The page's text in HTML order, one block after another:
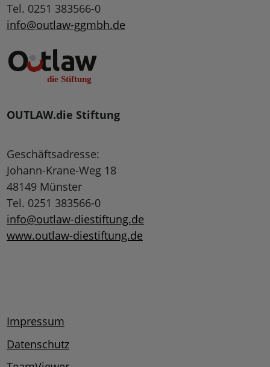
Tel. 0251 383566-0
info@outlaw-ggmbh.de
OUTLAW.die Stiftung
Geschäftsadresse:
Johann-Krane-Weg 18
48149 Münster
Tel. 0251 383566-0
info@outlaw-diestiftung.de
www.outlaw-diestiftung.de
Impressum
Datenschutz